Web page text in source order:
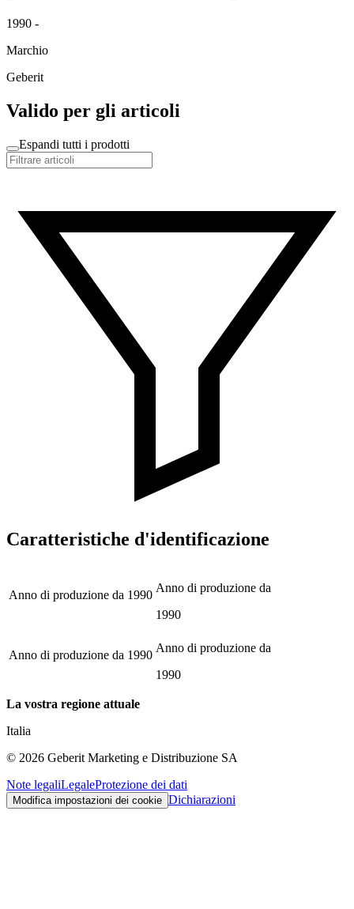
1990 -
Marchio
Geberit
Valido per gli articoli
Espandi tutti i prodotti
Caratteristiche d'identificazione
Anno di produzione da 1990
Anno di produzione da
1990
Anno di produzione da 1990
Anno di produzione da
1990
La vostra regione attuale
Italia
© 2026 Geberit Marketing e Distribuzione SA
Note legaliLegaleProtezione dei dati
Modifica impostazioni dei cookie Dichiarazioni